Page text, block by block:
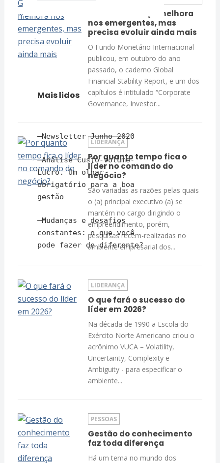
FMI: Governança melhora
nos emergentes, mas
precisa evoluir ainda mais
O Fundo Monetário Internacional
publicou, em outubro do ano
passado, o caderno Global
Financial Stability Report, e um dos
capítulos é intitulado “Corporate
Governance, Investor...
LIDERANÇA
Por quanto tempo fica o
líder no comando do
negócio?
São variadas as razões pelas quais
o (a) principal executivo (a) se
mantém no cargo dirigindo o
empreendimento, porém,
pesquisas recém-realizadas no
ambiente empresarial dos...
LIDERANÇA
O que fará o sucesso do
líder em 2026?
Na década de 1990 a Escola do
Exército Norte Americano criou o
acrônimo VUCA – Volatility,
Uncertainty, Complexity e
Ambiguity - para especificar o
ambiente...
PESSOAS
Gestão do conhecimento
faz toda diferença
Há um tema no mundo dos
Mais lidos
–Newsletter Junho 2020
–Análise Custo-Volume-
Lucro. Um olhar
obrigatório para a boa
gestão
–Mudanças e desafios
constantes: o que você
pode fazer de diferente?